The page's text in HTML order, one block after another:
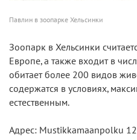
Павлин в зоопарке Хельсинки
Зоопарк в Хельсинки
Европе, а также входит в
обитает более 200 видов
содержатся в условиях,
естественным.
Адрес: Mustikkamaanpolku